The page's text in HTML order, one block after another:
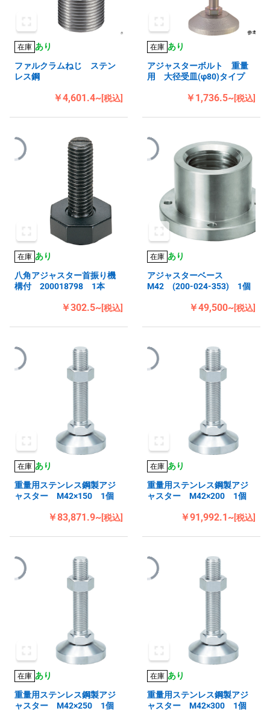
在庫 あり
ファルクラムねじ ステン
レス鋼
￥4,601.4~[税込]
在庫 あり
アジャスターボルト 重量
用 大径受皿(φ80)タイプ
￥1,736.5~[税込]
在庫 あり
八角アジャスター首振り機
構付 200018798 1本
￥302.5~[税込]
在庫 あり
アジャスターベース
M42 (200-024-353) 1個
￥49,500~[税込]
在庫 あり
重量用ステンレス鋼製アジ
ャスター M42×150 1個
￥83,871.9~[税込]
在庫 あり
重量用ステンレス鋼製アジ
ャスター M42×200 1個
￥91,992.1~[税込]
在庫 あり
重量用ステンレス鋼製アジ
ャスター M42×250 1個
在庫 あり
重量用ステンレス鋼製アジ
ャスター M42×300 1個